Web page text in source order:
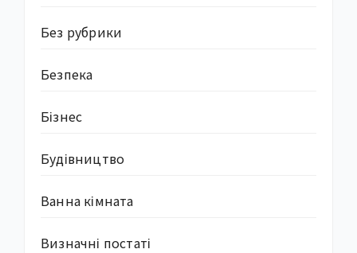
Без рубрики
Безпека
Бізнес
Будівництво
Ванна кімната
Визначні постаті